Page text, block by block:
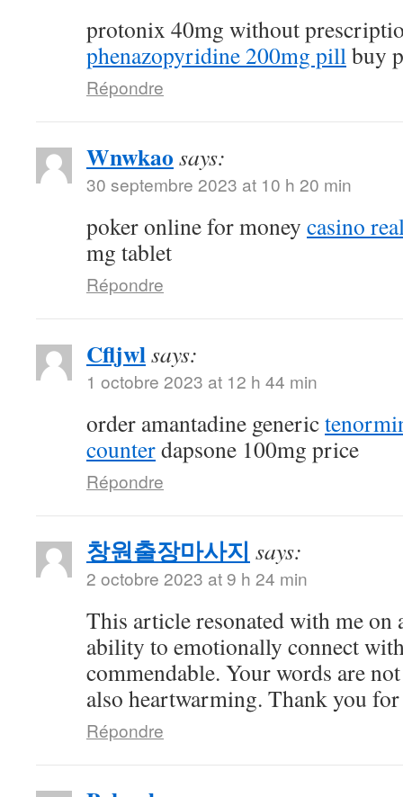
protonix 40mg without
phenazopyridine 200mg pillbuy
Répondre
Wnwkao says:
30 septembre 2023 at 10 h 20 min
poker online for money casino
mg tablet
Répondre
Cfljwlsays:
1 octobre 2023 at 12 h 44 min
order amantadine generic
counterdapsone 100mg price
Répondre
창원출장마사지 says:
2 octobre 2023 at 9 h 24 min
This article resonated with me on
ability to emotionally connect
commendable. Your words are
also heartwarming. Thank you
Répondre